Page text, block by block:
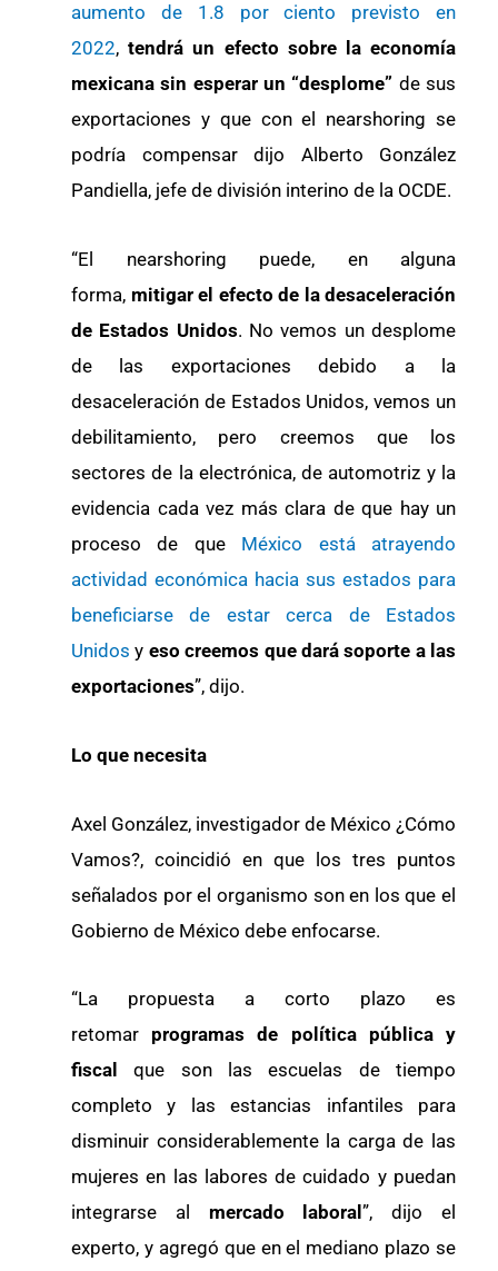
aumento de 1.8 por ciento previsto en
2022,tendrá un efecto sobre la economía
mexicana sin esperar un “desplome” de sus
exportaciones y que con el nearshoring se
podría compensar dijo Alberto González
Pandiella, jefe de división interino de la OCDE.
“El nearshoring puede, en alguna
forma, mitigar el efecto de la desaceleración
de Estados Unidos. No vemos un desplome
de las exportaciones debido a la
desaceleración de Estados Unidos, vemos un
debilitamiento, pero creemos que los
sectores de la electrónica, de automotriz y la
evidencia cada vez más clara de que hay un
proceso de que México está atrayendo
actividad económica hacia sus estados para
beneficiarse de estar cerca de Estados
Unidos y eso creemos que dará soporte a las
exportaciones”, dijo.
Lo que necesita
Axel González, investigador de México ¿Cómo
Vamos?, coincidió en que los tres puntos
señalados por el organismo son en los que el
Gobierno de México debe enfocarse.
“La propuesta a corto plazo es
retomar programas de política pública y
fiscalque son las escuelas de tiempo
completo y las estancias infantiles para
disminuir considerablemente la carga de las
mujeres en las labores de cuidado y puedan
integrarse al mercado laboral”, dijo el
experto, y agregó que en el mediano plazo se